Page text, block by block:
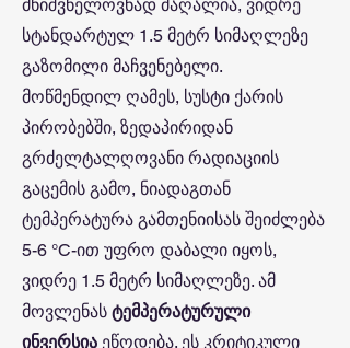
მნიშვნელოვნად მაღალია, ვიდრე
სტანდარტულ 1.5 მეტრ სიმაღლეზე
გაზომილი მაჩვენებელი.
მოწმენდილ ღამეს, სუსტი ქარის
პირობებში, ზედაპირიდან
გრძელტალღოვანი რადიაციის
გაცემის გამო, ნიადაგთან
ტემპერატურა გამთენიისას შეიძლება
5-6 °C-ით უფრო დაბალი იყოს,
ვიდრე 1.5 მეტრ სიმაღლეზე. ამ
მოვლენას ტემპერატურული
ინვერსია ეწოდება. ეს კრიტიკული